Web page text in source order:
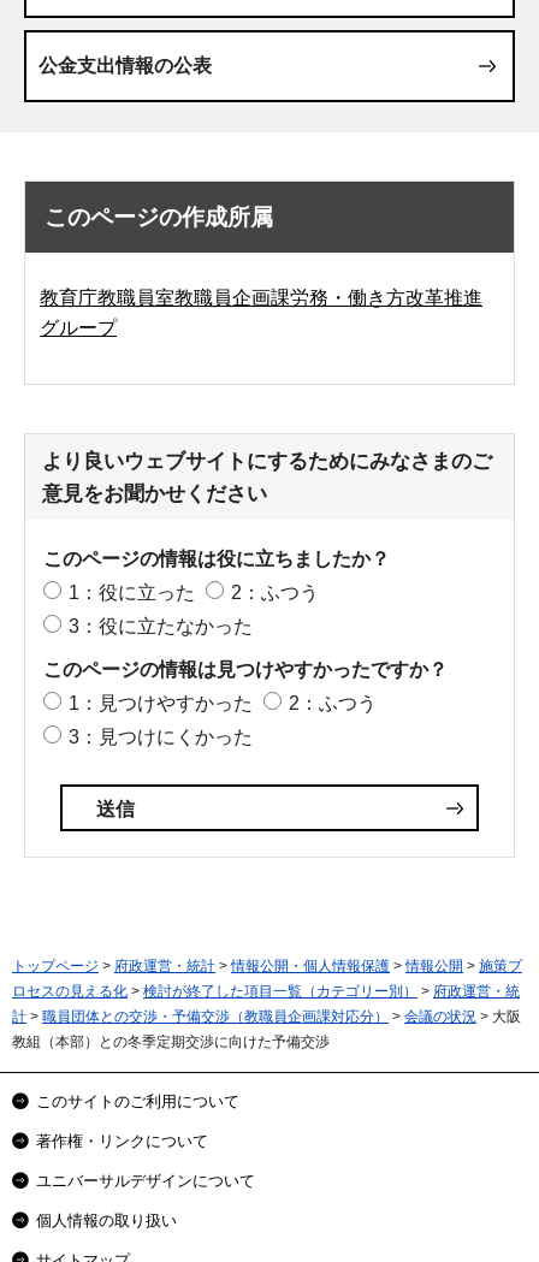
公金支出情報の公表
このページの作成所属
教育庁教職員室教職員企画課労務・働き方改革推進
グループ
より良いウェブサイトにするためにみなさまのご
意見をお聞かせください
このページの情報は役に立ちましたか？
1：役に立った
2：ふつう
3：役に立たなかった
このページの情報は見つけやすかったですか？
1：見つけやすかった
2：ふつう
3：見つけにくかった
トップページ > 府政運営・統計 >情報公開・個人情報保護 >情報公開 > 施策プ
ロセスの見える化 > 検討が終了した項目一覧（カテゴリー別） > 府政運営・統
計 > 職員団体との交渉・予備交渉（教職員企画課対応分） > 会議の状況 > 大阪
教組（本部）との冬季定期交渉に向けた予備交渉
このサイトのご利用について
著作権・リンクについて
ユニバーサルデザインについて
個人情報の取り扱い